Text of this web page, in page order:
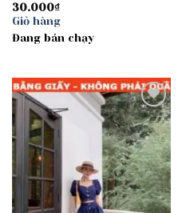
30.000₫
Giỏ hàng
Đang bán chạy
Add to
wishlist